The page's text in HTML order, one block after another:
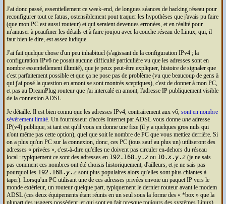
J'ai donc passé, essentiellement ce week-end, de longues séances de hacking réseau pour
reconfigurer tout ce fatras, ostensiblement pout traquer les hypothèses que j'avais pu faire
(que mon PCest aussi routeur) et qui seraient devenues erronées, et en réalité pour
m'amuser à peaufiner les détails et à faire joujou avec la couche réseau de Linux, qui, il
faut bien le dire, est assez ludique.
J'ai fait quelque chose d'un peu inhabituel (s'agissant de la configuration IPv4 ; la
configuration IPv6 ne posait aucune difficulté particulière vu que les adresses sont en
nombre essentiellement illimité), que je peux peut-être expliquer, histoire de signaler que
c'est parfaitement possible et que ça ne pose pas de problème (vu que beaucoup de gens à
qui j'ai posé la question en amont se sont montrés sceptiques), c'est de donner à mon PC,
et pas au DreamPlug routeur que j'ai intercalé en amont, l'adresse IPpubliquement visible
de la connexionADSL.
Je détaille. Il est bien connu que les adresses IPv4, contrairement aux v6, sont en nombre
sévèrement limité. Un fournisseur d'accès Internet parADSLvous donne uneadresse
IP(v4) publique, si tant est qu'il vous en donne une fixe (il y a quelques gros nuls qui
n'ont même pas cette option), quel que soit le nombre de PCque vous mettiez derrière. Si
on a plus qu'un PCsur la connexion, donc, ces PC(tous sauf au plus un) utiliseront des
adresses « privées », c'est-à-dire qu'elles ne doivent pas circuler en-dehors du réseau
local : typiquement ce sont des adresses en 192.168. y.zou 10.x. y.z(je ne sais
pas comment ces nombres ont été choisis historiquement, d'ailleurs, et je ne sais pas
pourquoi les 192.168. y.zsont plus populaires alors qu'elles sont plus chiantes à
taper). Lorsqu'un PCutilisant une de ces adresses privées envoie un paquetIPvers le
monde extérieur, un routeur quelque part, typiquement le dernier routeur avant le modem
ADSL(ces deux équipements étant réunis en un seul sous la forme des « *box » que la
plupart des usagers possèdent, et qui sont en fait presque toujours des systèmes Linux),